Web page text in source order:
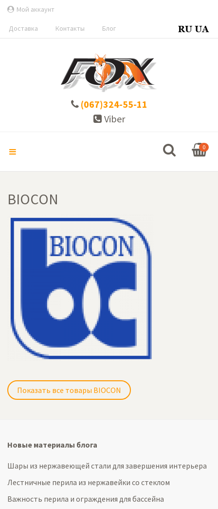
Мой аккаунт
Доставка Контакты Блог
(067)324-55-11
Viber
0
BIOCON
Показать все товары BIOCON
Новые материалы блога
Шары из нержавеющей стали для завершения интерьера
Лестничные перила из нержавейки со стеклом
Важность перила и ограждения для бассейна